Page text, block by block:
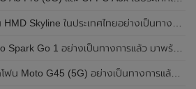
ในประเทศไทยอย่างเป็นทางการแล้ว ราคา 14,990 บาท
ารแล้ว มาพร้อมหน้าจอแสดงผล LCD / 120Hz , แบตเตอรี่ 5,000mAh และใช้ชิปเซ็ต Unisoc
G45 (5G) อย่างเป็นทางการแล้วในอินเดีย